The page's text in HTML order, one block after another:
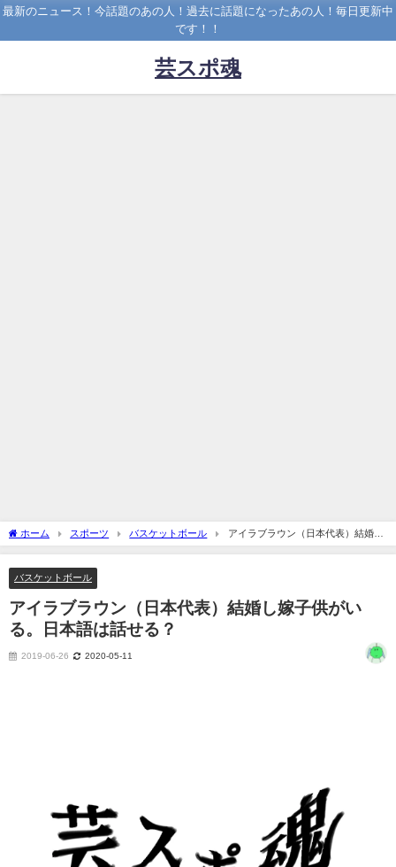
最新のニュース！今話題のあの人！過去に話題になったあの人！毎日更新中
です！！
芸スポ魂
ホーム スポーツ バスケットボール
アイラブラウン（日本代表）結婚し
嫁子供がいる。日本語は話せる？
バスケットボール
アイラブラウン（日本代表）結婚し嫁子供がい
る。日本語は話せる？
2019-06-26 2020-05-11